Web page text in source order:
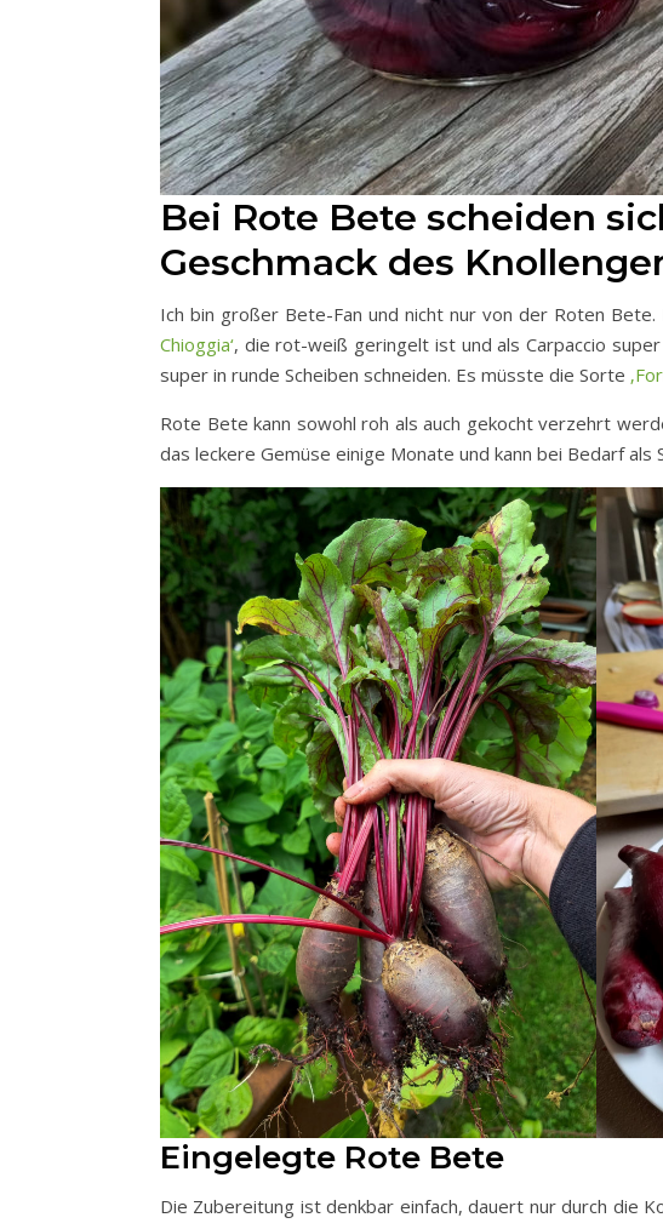
Bei Rote Bete scheiden
Geschmack des
Ich bin großer Bete-Fan und nicht nur von der Roten
Chioggia‘, die rot-weiß geringelt ist und als Carpaccio
super in runde Scheiben schneiden. Es müsste die Sorte
Rote Bete kann sowohl roh als auch gekocht verzehrt
das leckere Gemüse einige Monate und kann bei Bedarf
Eingelegte Rote Bete
Die Zubereitung ist denkbar einfach, dauert nur durch die